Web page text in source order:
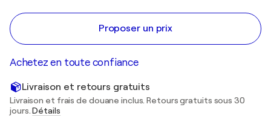
Proposer un prix
Achetez en toute confiance
Livraison et retours gratuits
Livraison et frais de douane inclus. Retours gratuits sous 30
jours.Détails